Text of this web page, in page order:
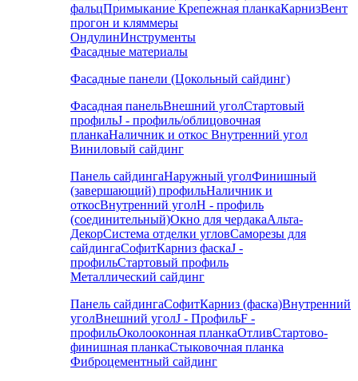
фальцПримыкание Крепежная планкаКарнизВент
прогон и кляммеры
ОндулинИнструменты
Фасадные материалы
Фасадные панели (Цокольный сайдинг)
Фасадная панельВнешний уголСтартовый
профильJ - профиль/облицовочная
планкаНаличник и откос Внутренний угол
Виниловый сайдинг
Панель сайдингаНаружный уголФинишный
(завершающий) профильНаличник и
откосВнутренний уголH - профиль
(соединительный)Окно для чердакаАльта-
ДекорСистема отделки угловСаморезы для
сайдингаСофитКарниз фаскаJ -
профильСтартовый профиль
Металлический сайдинг
Панель сайдингаСофитКарниз (фаска)Внутренний
уголВнешний уголJ - ПрофильF -
профильОколооконная планкаОтливСтартово-
финишная планкаСтыковочная планка
Фиброцементный сайдинг